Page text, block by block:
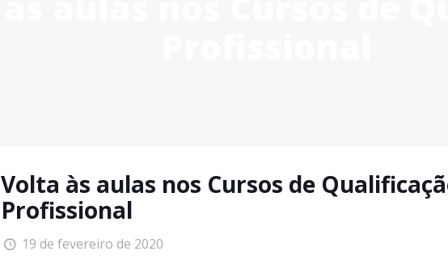
Volta às aulas nos Cursos de
Profissional
19 de fevereiro de 2020